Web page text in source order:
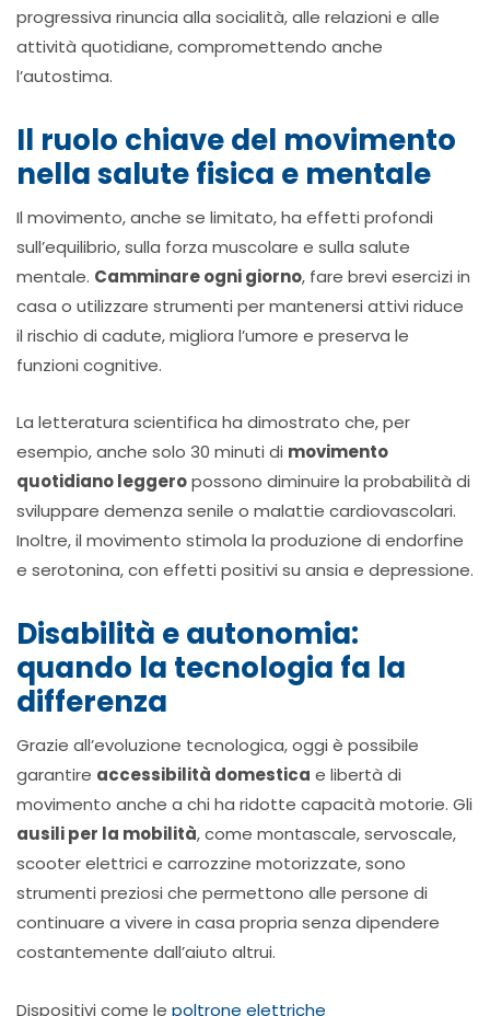
progressiva rinuncia alla socialità, alle relazioni e alle
attività quotidiane, compromettendo anche
l’autostima.
Il ruolo chiave del movimento
nella salute fisica e mentale
Il movimento, anche se limitato, ha effetti profondi
sull’equilibrio, sulla forza muscolare e sulla salute
mentale. Camminare ogni giorno, fare brevi esercizi in
casa o utilizzare strumenti per mantenersi attivi riduce
il rischio di cadute, migliora l’umore e preserva le
funzioni cognitive.
La letteratura scientifica ha dimostrato che, per
esempio, anche solo 30 minuti di movimento
quotidiano leggeropossono diminuire la probabilità di
sviluppare demenza senile o malattie cardiovascolari.
Inoltre, il movimento stimola la produzione di endorfine
e serotonina, con effetti positivi su ansia e depressione.
Disabilità e autonomia:
quando la tecnologia fa la
differenza
Grazie all’evoluzione tecnologica, oggi è possibile
garantire accessibilità domestica e libertà di
movimento anche a chi ha ridotte capacità motorie. Gli
ausili per la mobilità, come montascale, servoscale,
scooter elettrici e carrozzine motorizzate, sono
strumenti preziosi che permettono alle persone di
continuare a vivere in casa propria senza dipendere
costantemente dall’aiuto altrui.
Dispositivi come le poltrone elettriche